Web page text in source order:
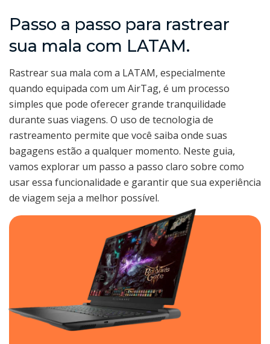
Passo a passo para rastrear
sua mala com LATAM.
Rastrear sua mala com a LATAM, especialmente
quando equipada com um AirTag, é um processo
simples que pode oferecer grande tranquilidade
durante suas viagens. O uso de tecnologia de
rastreamento permite que você saiba onde suas
bagagens estão a qualquer momento. Neste guia,
vamos explorar um passo a passo claro sobre como
usar essa funcionalidade e garantir que sua experiência
de viagem seja a melhor possível.